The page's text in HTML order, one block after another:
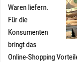
Waren liefern.
Für die
Konsumenten
bringt das
Online-Shopping